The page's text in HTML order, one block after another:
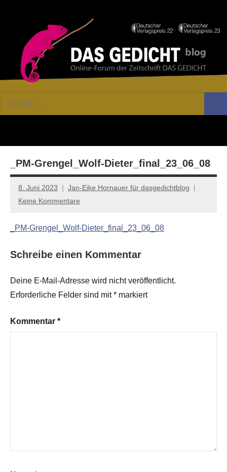
GEDICHT
Forum
von
Lyrik,
Essay
Suchen
_PM-Grengel_Wolf-Dieter_final_23_06_08
8. Juni 2023
Jan-Eike Hornauer für dasgedichtblog
Keine Kommentare
_PM-Grengel_Wolf-Dieter_final_23_06_08
Schreibe einen Kommentar
Deine E-Mail-Adresse wird nicht veröffentlicht.
Erforderliche Felder sind mit* markiert
Kommentar *